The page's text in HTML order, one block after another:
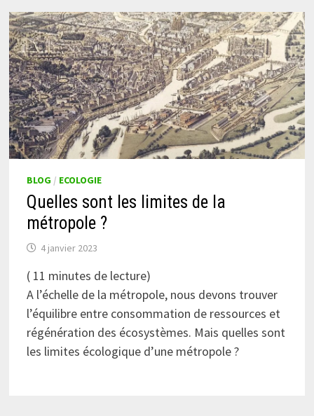
BLOG / ECOLOGIE
Quelles sont les limites de la
métropole ?
4 janvier 2023
( 11 minutes de lecture)
A l’échelle de la métropole, nous devons trouver
l’équilibre entre consommation de ressources et
régénération des écosystèmes. Mais quelles sont
les limites écologique d’une métropole ?